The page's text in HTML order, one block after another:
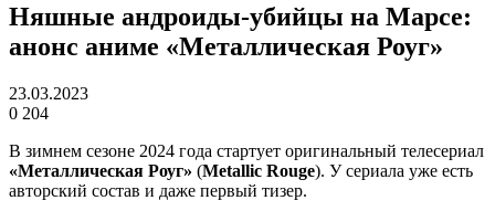
Няшные андроиды-убийцы на Марсе:
анонс аниме «Металлическая Роуг»
23.03.2023
0 204
В зимнем сезоне 2024 года стартует оригинальный телесериал
«Металлическая Роуг» (Metallic Rouge). У сериала уже есть
авторский состав и даже первый тизер.